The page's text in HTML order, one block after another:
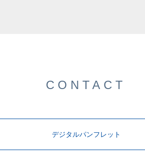
CONTACT
デジタルパンフレット